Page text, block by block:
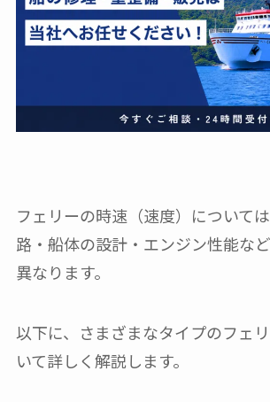
フェリーの時速（速度）について
路・船体の設計・エンジン性能な
異なります。
以下に、さまざまなタイプのフェ
いて詳しく解説します。